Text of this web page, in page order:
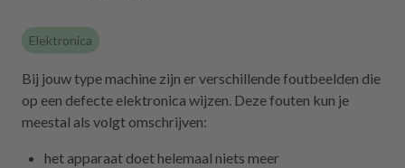
Elektronica
Bij jouw type machine zijn er verschillende foutbeelden die
op een defecte elektronica wijzen. Deze fouten kun je
meestal als volgt omschrijven:
het apparaat doet helemaal niets meer